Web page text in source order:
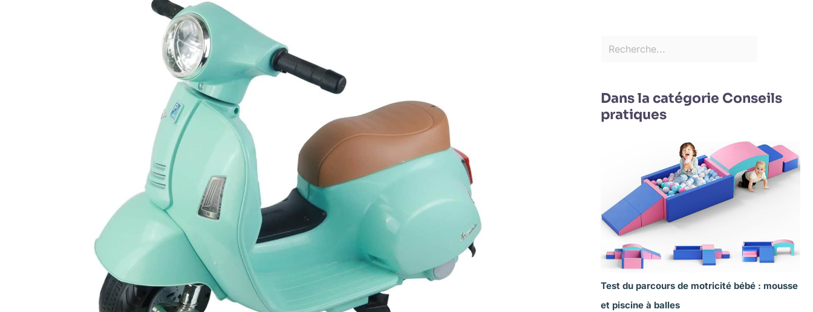
Dans la catégorie Conseils
pratiques
Test du parcours de motricité bébé : mousse
et piscine à balles